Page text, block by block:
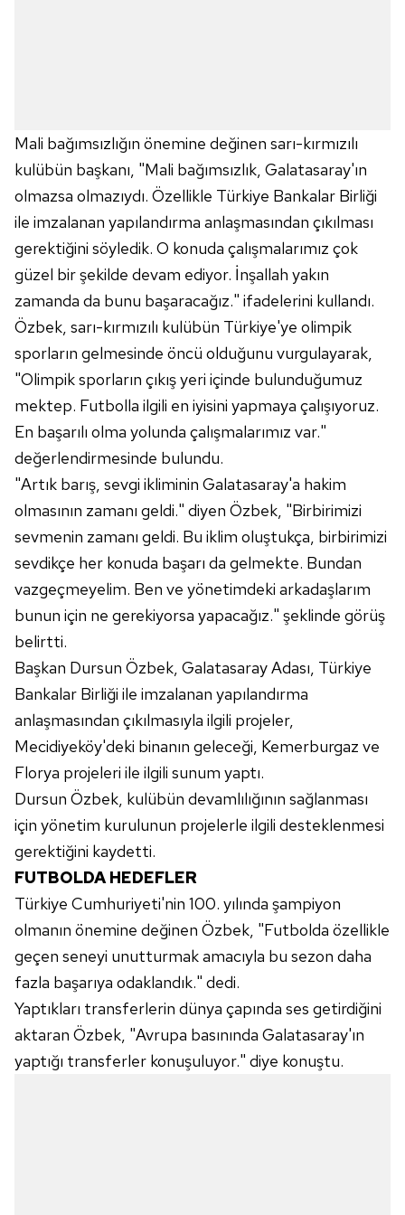
Mali bağımsızlığın önemine değinen sarı-kırmızılı
kulübün başkanı, "Mali bağımsızlık, Galatasaray'ın
olmazsa olmazıydı. Özellikle Türkiye Bankalar Birliği
ile imzalanan yapılandırma anlaşmasından çıkılması
gerektiğini söyledik. O konuda çalışmalarımız çok
güzel bir şekilde devam ediyor. İnşallah yakın
zamanda da bunu başaracağız." ifadelerini kullandı.
Özbek, sarı-kırmızılı kulübün Türkiye'ye olimpik
sporların gelmesinde öncü olduğunu vurgulayarak,
"Olimpik sporların çıkış yeri içinde bulunduğumuz
mektep. Futbolla ilgili en iyisini yapmaya çalışıyoruz.
En başarılı olma yolunda çalışmalarımız var."
değerlendirmesinde bulundu.
"Artık barış, sevgi ikliminin Galatasaray'a hakim
olmasının zamanı geldi." diyen Özbek, "Birbirimizi
sevmenin zamanı geldi. Bu iklim oluştukça, birbirimizi
sevdikçe her konuda başarı da gelmekte. Bundan
vazgeçmeyelim. Ben ve yönetimdeki arkadaşlarım
bunun için ne gerekiyorsa yapacağız." şeklinde görüş
belirtti.
Başkan Dursun Özbek, Galatasaray Adası, Türkiye
Bankalar Birliği ile imzalanan yapılandırma
anlaşmasından çıkılmasıyla ilgili projeler,
Mecidiyeköy'deki binanın geleceği, Kemerburgaz ve
Florya projeleri ile ilgili sunum yaptı.
Dursun Özbek, kulübün devamlılığının sağlanması
için yönetim kurulunun projelerle ilgili desteklenmesi
gerektiğini kaydetti.
FUTBOLDA HEDEFLER
Türkiye Cumhuriyeti'nin 100. yılında şampiyon
olmanın önemine değinen Özbek, "Futbolda özellikle
geçen seneyi unutturmak amacıyla bu sezon daha
fazla başarıya odaklandık." dedi.
Yaptıkları transferlerin dünya çapında ses getirdiğini
aktaran Özbek, "Avrupa basınında Galatasaray'ın
yaptığı transferler konuşuluyor." diye konuştu.